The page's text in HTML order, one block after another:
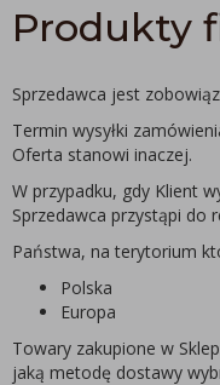
Produkty
Sprzedawca jest
Termin wysyłki
Oferta stanowi inaczej.
W przypadku, gdy Klient
Sprzedawca przystąpi do
Państwa, na terytorium
Polska
Europa
Towary zakupione w
jaką metodę dostawy